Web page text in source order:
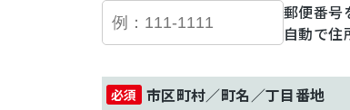
郵便番号
自動で住
市区町村／町名／丁目番地